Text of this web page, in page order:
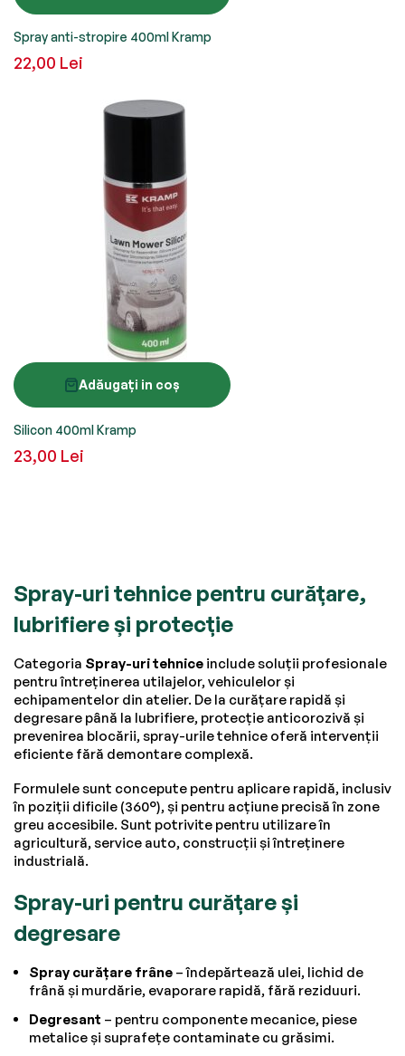
Spray anti-stropire 400ml Kramp
22,00 Lei
Adăugați in coș
Silicon 400ml Kramp
23,00 Lei
Spray-uri tehnice pentru curățare,
lubrifiere și protecție
Categoria Spray-uri tehnice include soluții profesionale
pentru întreținerea utilajelor, vehiculelor și
echipamentelor din atelier. De la curățare rapidă și
degresare până la lubrifiere, protecție anticorozivă și
prevenirea blocării, spray-urile tehnice oferă intervenții
eficiente fără demontare complexă.
Formulele sunt concepute pentru aplicare rapidă, inclusiv
în poziții dificile (360°), și pentru acțiune precisă în zone
greu accesibile. Sunt potrivite pentru utilizare în
agricultură, service auto, construcții și întreținere
industrială.
Spray-uri pentru curățare și
degresare
Spray curățare frâne – îndepărtează ulei, lichid de
frână și murdărie, evaporare rapidă, fără reziduuri.
Degresant – pentru componente mecanice, piese
metalice și suprafețe contaminate cu grăsimi.